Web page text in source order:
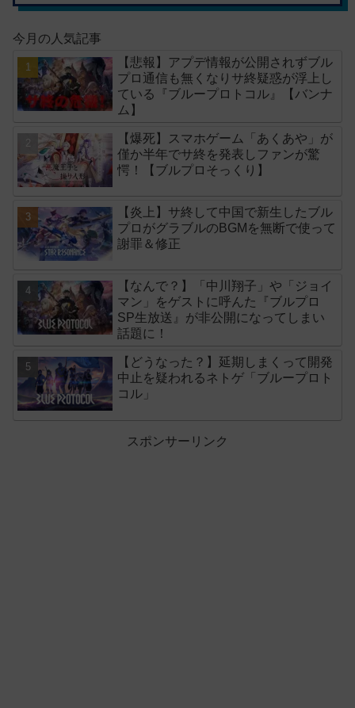
今月の人気記事
【悲報】アプデ情報が公開されずブル
プロ通信も無くなりサ終疑惑が浮上し
ている『ブループロトコル』【バンナ
ム】
【爆死】スマホゲーム「あくあや」が
僅か半年でサ終を発表しファンが驚
愕！【ブルプロそっくり】
【炎上】サ終して中国で新生したブル
プロがグラブルのBGMを無断で使って
謝罪＆修正
【なんで？】「中川翔子」や「ジョイ
マン」をゲストに呼んた『ブルプロ
SP生放送』が非公開になってしまい
話題に！
【どうなった？】延期しまくって開発
中止を疑われるネトゲ「ブループロト
コル」
スポンサーリンク